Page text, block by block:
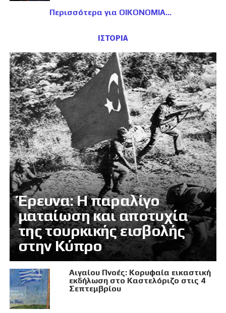
Περισσότερα για ΟΙΚΟΝΟΜΙΑ
ΙΣΤΟΡΙΑ
Έρευνα: Η παραλίγο
ματαίωση και αποτυχία
της τουρκικής εισβολής
στην Κύπρο
Αιγαίου Πνοές: Κορυφαία εικαστική
εκδήλωση στο Καστελόριζο στις 4
Σεπτεμβρίου